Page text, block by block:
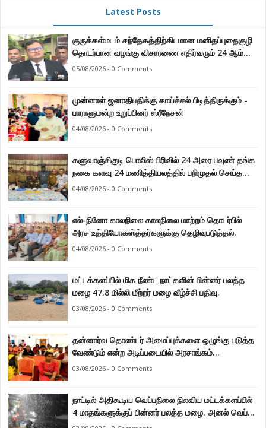
Latest Posts
குருக்கள்மடம் சந்தேகத்திற்கிடமான மனிதப்புதைகுழி
தொடர்பான வழங்கு விசாரணை எதிர்வரும் 24 ஆம்
திகதிக்கு தவணையிடப்பட்டுள்ளது.
05/08/2026 - 0 Comments
முன்னாள் ஜனாதிபதிக்கு காய்ச்சல் பிடித்திருக்கும் -
பாராளுமன்ற உறுப்பினர் ஸ்ரீநேசன்
04/08/2026 - 0 Comments
களுவாஞ்சிகுடி பொலிஸ் பிரிவில் 24 அரை பவுண் தங்க
நகை களவு 24 மணித்தியலத்தில் பறிமுதல் செய்த
பொலிசார்.
04/08/2026 - 0 Comments
எல்-நினோ காலநிலை காலநிலை மாற்றம் தொடர்பில்
அரச உத்தியோகஸ்த்தர்களுக்கு தெழிவுபடுத்தல்.
04/08/2026 - 0 Comments
மட்டக்களப்பில் மிக நீண்ட நாட்களின் பின்னர் பலத்த
மழை 47.8 மில்லி மீற்றர் மழை வீழ்ச்சி பதிவு.
03/08/2026 - 0 Comments
தன்னார்வ தொண்டர் அமைப்புக்களை ஒழுங்கு படுத்த
வேண்டும் என்ற அடிப்படையில் அரசாங்கம்
கொண்டுவரவுள்ள சட்டம் - சட்டத்தரணி ஐங்கரன்.
03/08/2026 - 0 Comments
நாட்டில் அதிகூடிய வெப்பநிலை நிலவிய மட்டக்களப்பில்
4 மாதங்களுக்குப் பின்னர் பலத்த மழை. அனல் வெப்பக்
காலநிலை தணிந்தது.